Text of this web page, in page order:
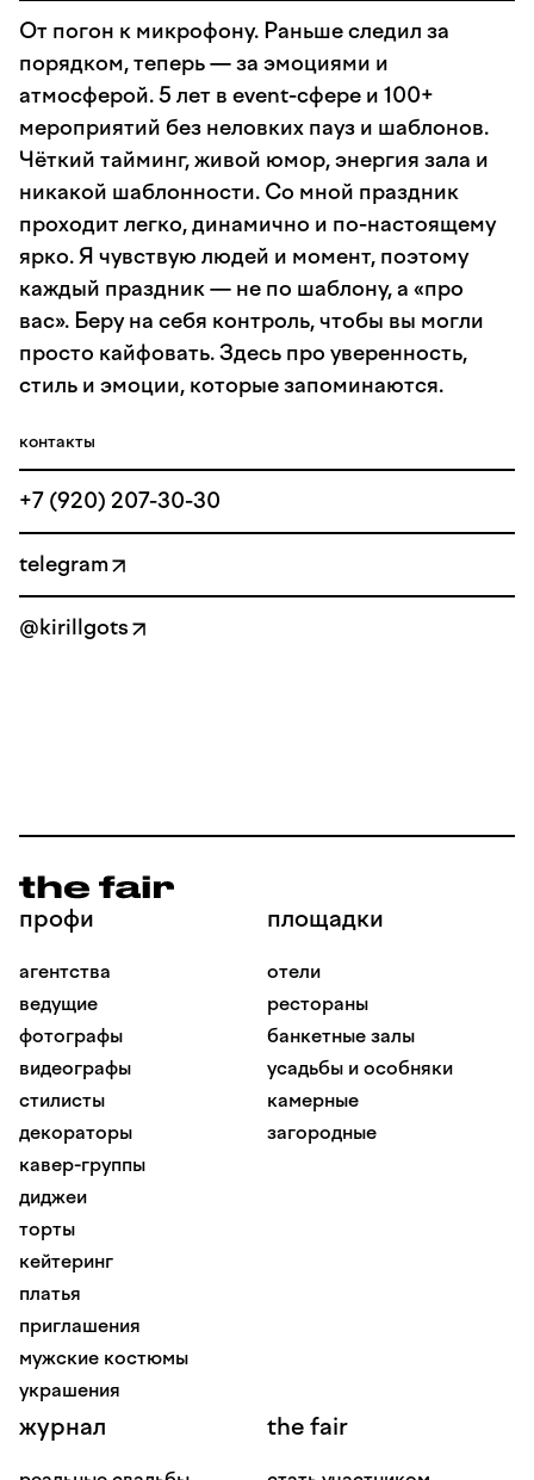
От погон к микрофону. Раньше следил за
порядком, теперь — за эмоциями и
атмосферой. 5 лет в event-сфере и 100+
мероприятий без неловких пауз и шаблонов.
Чёткий тайминг, живой юмор, энергия зала и
никакой шаблонности. Со мной праздник
проходит легко, динамично и по-настоящему
ярко. Я чувствую людей и момент, поэтому
каждый праздник — не по шаблону, а «про
вас». Беру на себя контроль, чтобы вы могли
просто кайфовать. Здесь про уверенность,
стиль и эмоции, которые запоминаются.
контакты
+7 (920) 207-30-30
telegram
@kirillgots
профи
агентства
ведущие
фотографы
видеографы
стилисты
декораторы
кавер-группы
диджеи
торты
кейтеринг
платья
приглашения
мужские костюмы
украшения
площадки
отели
рестораны
банкетные залы
усадьбы и особняки
камерные
загородные
журнал the fair